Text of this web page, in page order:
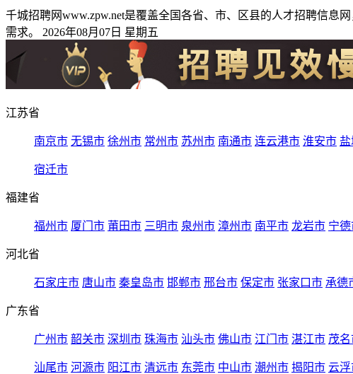
千城招聘网www.zpw.net是覆盖全国各省、市、区县的人才招聘信息
需求。 2026年08月07日 星期五
江苏省
南京市 无锡市 徐州市 常州市 苏州市 南通市 连云港市 淮安市
宿迁市
福建省
福州市 厦门市 莆田市 三明市 泉州市 漳州市 南平市 龙岩市 宁
河北省
石家庄市 唐山市 秦皇岛市 邯郸市 邢台市 保定市 张家口市 承德
广东省
广州市 韶关市 深圳市 珠海市 汕头市 佛山市 江门市 湛江市 茂
汕尾市 河源市 阳江市 清远市 东莞市 中山市 潮州市 揭阳市 云浮